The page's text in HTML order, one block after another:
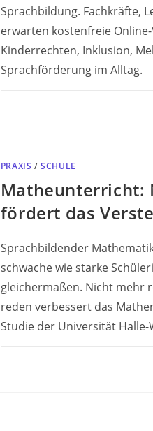
Sprachbildung. Fachkräfte,
erwarten kostenfreie
Kinderrechten, Inklusion,
Sprachförderung im Alltag.
PRAXIS /SCHULE
Matheunterricht:
fördert das
Sprachbildender
schwache wie starke
gleichermaßen. Nicht mehr
reden verbessert das
Studie der Universität